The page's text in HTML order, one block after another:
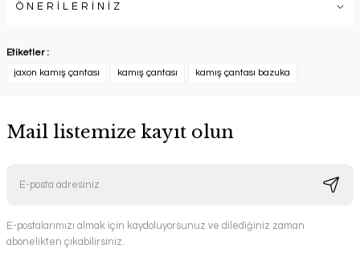
ÖNERİLERİNİZ
Etiketler :
jaxon kamış çantası
kamış çantası kamış çantası bazuka
Mail listemize kayıt olun
E-postalarımızı almak için kaydoluyorsunuz ve dilediğiniz zaman
abonelikten çıkabilirsiniz.